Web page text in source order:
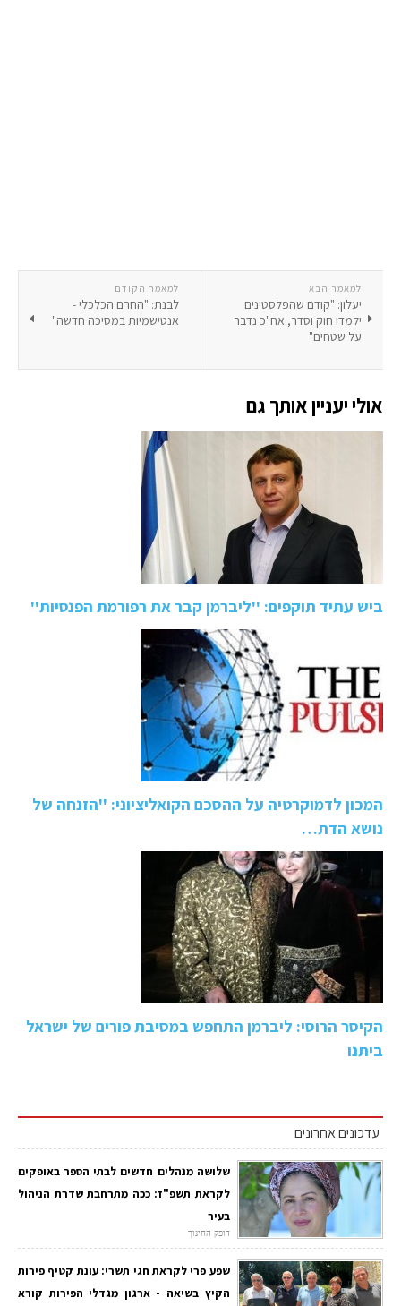
למאמר הקודם
לבנת: "החרם הכלכלי -
אנטישמיות במסיכה חדשה"
למאמר הבא
יעלון: "קודם שהפלסטינים
ילמדו חוק וסדר, אח"כ נדבר
על שטחים"
אולי יעניין אותך גם
ביש עתיד תוקפים: ''ליברמן קבר את רפורמת הפנסיות''
המכון לדמוקרטיה על ההסכם הקואליציוני: ''הזנחה של
נושא הדת…
הקיסר הרוסי: ליברמן התחפש במסיבת פורים של ישראל
ביתנו
עדכונים אחרונים
שלושה מנהלים חדשים לבתי הספר באופקים
לקראת תשפ"ז: ככה מתרחבת שדרת הניהול
בעיר
דופק החינוך
שפע פרי לקראת חגי תשרי: עונת קטיף פירות
הקיץ בשיאה - ארגון מגדלי הפירות קורא